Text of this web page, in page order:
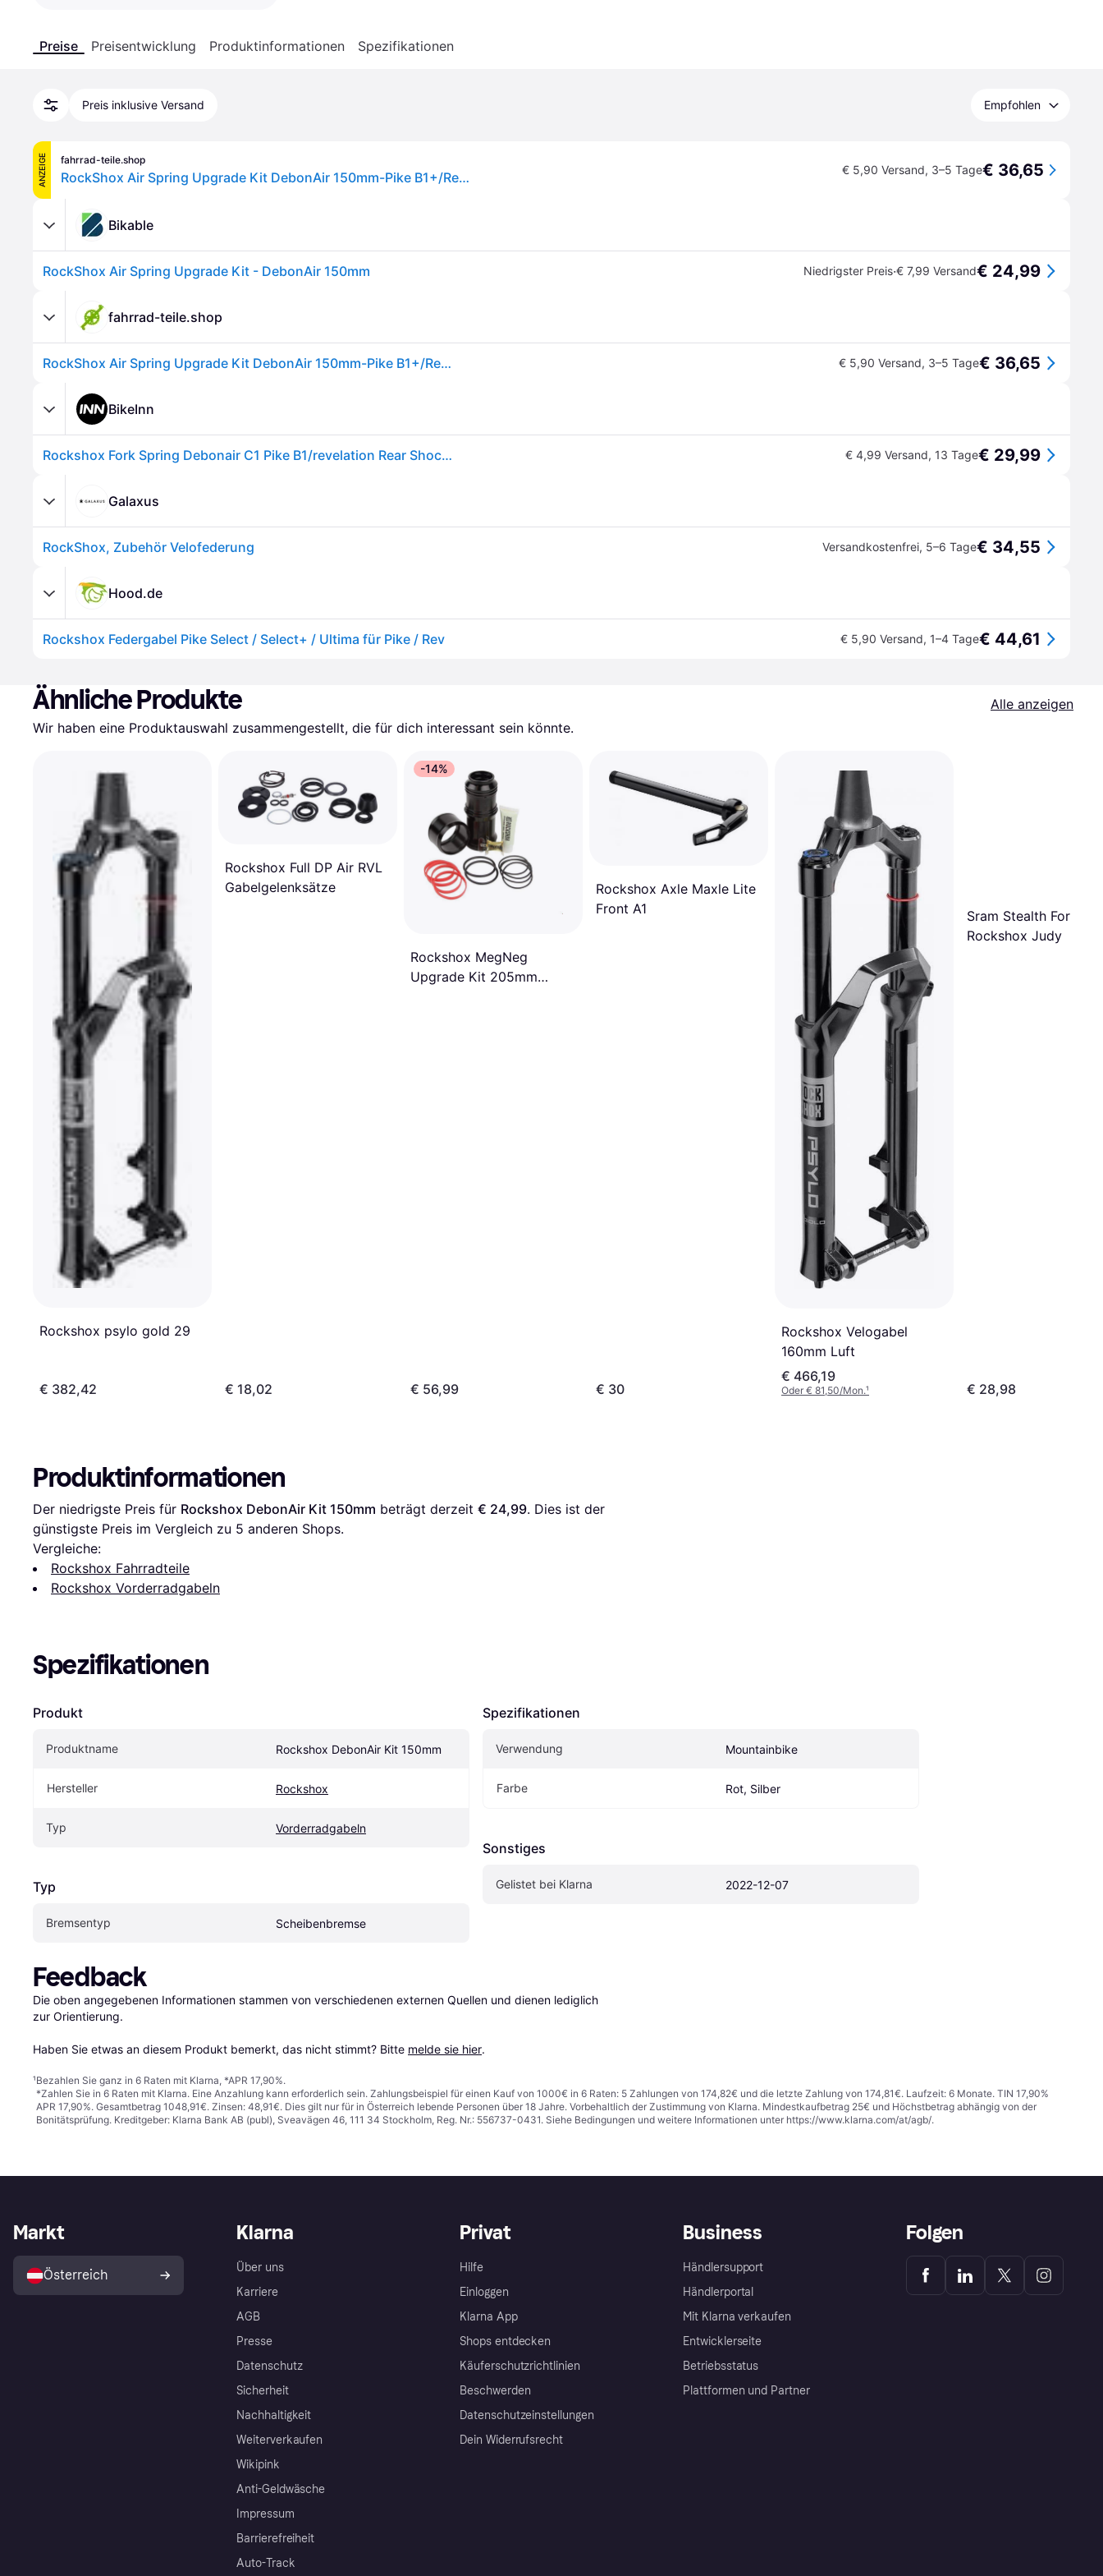
Preise Preisentwicklung Produktinformationen Spezifikationen
Preis inklusive Versand Empfohlen
ANZEIGE fahrrad-teile.shop
RockShox Air Spring Upgrade Kit DebonAir 150mm-Pike B1+/Revelation A1+(2018+) C1 € 5,90 Versand, 3–5 Tage€ 36,65
Bikable
RockShox Air Spring Upgrade Kit - DebonAir 150mm Niedrigster Preis·€ 7,99 Versand€ 24,99
fahrrad-teile.shop
RockShox Air Spring Upgrade Kit DebonAir 150mm-Pike B1+/Revelation A1+(2018+) C1 € 5,90 Versand, 3–5 Tage€ 36,65
BikeInn
Rockshox Fork Spring Debonair C1 Pike B1/revelation Rear Shock Damper Kit Rot,Silber 150 mm € 4,99 Versand, 13 Tage€ 29,99
Galaxus
RockShox, Zubehör Velofederung Versandkostenfrei, 5–6 Tage€ 34,55
Hood.de
Rockshox Federgabel Pike Select / Select+ / Ultima für Pike / Rev € 5,90 Versand, 1–4 Tage€ 44,61
Ähnliche Produkte
Alle anzeigen
Wir haben eine Produktauswahl zusammengestellt, die für dich interessant sein könnte.
Rockshox psylo gold 29
€ 382,42
Rockshox Full DP Air RVL
Gabelgelenksätze
€ 18,02
-14%
Rockshox MegNeg
Upgrade Kit 205mm
€ 56,99
Rockshox Axle Maxle Lite
Front A1
€ 30
Rockshox Velogabel
160mm Luft
€ 466,19
Oder € 81,50/Mon.¹
Sram Stealth For
Rockshox Judy
€ 28,98
Produktinformationen
Der niedrigste Preis für Rockshox DebonAir Kit 150mm beträgt derzeit € 24,99. Dies ist der
günstigste Preis im Vergleich zu 5 anderen Shops.
Vergleiche:
Rockshox Fahrradteile
Rockshox Vorderradgabeln
Spezifikationen
Produkt
Produktname Rockshox DebonAir Kit 150mm
Hersteller Rockshox
Typ Vorderradgabeln
Typ
Bremsentyp Scheibenbremse
Spezifikationen
Verwendung Mountainbike
Farbe Rot, Silber
Sonstiges
Gelistet bei Klarna 2022-12-07
Feedback
Die oben angegebenen Informationen stammen von verschiedenen externen Quellen und dienen lediglich
zur Orientierung.
Haben Sie etwas an diesem Produkt bemerkt, das nicht stimmt? Bitte melde sie hier.
¹Bezahlen Sie ganz in 6 Raten mit Klarna, *APR 17,90%.
*Zahlen Sie in 6 Raten mit Klarna. Eine Anzahlung kann erforderlich sein. Zahlungsbeispiel für einen Kauf von 1000€ in 6 Raten: 5 Zahlungen von 174,82€ und die letzte Zahlung von 174,81€. Laufzeit: 6 Monate. TIN 17,90%
APR 17,90%. Gesamtbetrag 1048,91€. Zinsen: 48,91€. Dies gilt nur für in Österreich lebende Personen über 18 Jahre. Vorbehaltlich der Zustimmung von Klarna. Mindestkaufbetrag 25€ und Höchstbetrag abhängig von der
Bonitätsprüfung. Kreditgeber: Klarna Bank AB (publ), Sveavägen 46, 111 34 Stockholm, Reg. Nr.: 556737-0431. Siehe Bedingungen und weitere Informationen unter https://www.klarna.com/at/agb/.
Klarna
Über uns
Karriere
AGB
Presse
Datenschutz
Sicherheit
Nachhaltigkeit
Weiterverkaufen
Wikipink
Anti-Geldwäsche
Impressum
Barrierefreiheit
Auto-Track
Privat
Hilfe
Einloggen
Klarna App
Shops entdecken
Käuferschutzrichtlinien
Beschwerden
Datenschutzeinstellungen
Dein Widerrufsrecht
Business
Händlersupport
Händlerportal
Mit Klarna verkaufen
Entwicklerseite
Betriebsstatus
Plattformen und Partner
Markt
Österreich
Folgen